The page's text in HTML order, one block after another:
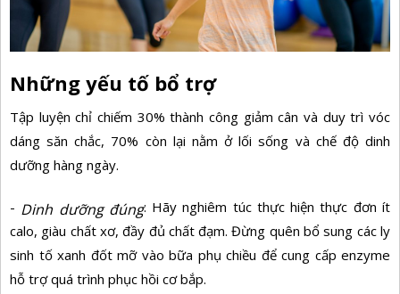
Những yếu tố bổ trợ
Tập luyện chỉ chiếm 30% thành công giảm cân và duy trì vóc
dáng săn chắc, 70% còn lại nằm ở lối sống và chế độ dinh
dưỡng hàng ngày.
- Dinh dưỡng đúng: Hãy nghiêm túc thực hiện thực đơn ít
calo, giàu chất xơ, đầy đủ chất đạm. Đừng quên bổ sung các ly
sinh tố xanh đốt mỡ vào bữa phụ chiều để cung cấp enzyme
hỗ trợ quá trình phục hồi cơ bắp.